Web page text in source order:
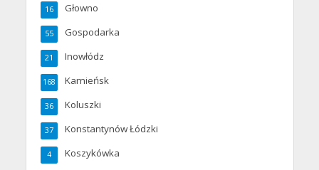
Głowno
16
Gospodarka
55
Inowłódz
21
Kamieńsk
168
Koluszki
36
Konstantynów Łódzki
37
Koszykówka
4